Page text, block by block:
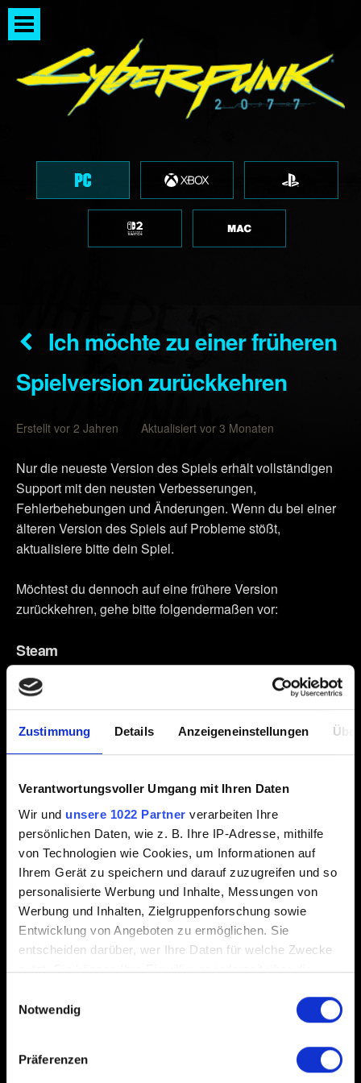
Zustimmung Details Anzeigeneinstellungen
Verantwortungsvoller Umgang mit Ihren Daten
Wir und unsere 1022 Partner verarbeiten Ihre
persönlichen Daten, wie z. B. Ihre IP-Adresse, mithilfe
von Technologien wie Cookies, um Informationen auf
Ihrem Gerät zu speichern und darauf zuzugreifen und so
personalisierte Werbung und Inhalte, Messungen von
Werbung und Inhalten, Zielgruppenforschung sowie
Entwicklung von Angeboten zu ermöglichen. Sie
entscheiden darüber, wer Ihre Daten für welche Zwecke
nutzt. Sie können Ihre Einwilligung jederzeit über die
Trigger Symbol ändern oder widerrufen
Informationen über Ihre geografische Lage
Notwendig
Präferenzen
Ich möchte zu einer früheren
Spielversion zurückkehren
Erstellt vor 2 Jahren Aktualisiert vor 3 Monaten
Nur die neueste Version des Spiels erhält vollständigen
Support mit den neusten Verbesserungen,
Fehlerbehebungen und Änderungen. Wenn du bei einer
älteren Version des Spiels auf Probleme stößt,
aktualisiere bitte dein Spiel.
Möchtest du dennoch auf eine frühere Version
zurückkehren, gehe bitte folgendermaßen vor:
Steam
Gehe in deine Steam-Bibliothek.
Wähle mit RechtsklickCyberpunk 2077und klicke auf
Eigenschaften.
– das Spiel aktualisiert sich automatisch.
Um zur neuesten Spielversion zurückzukehren, befolge
einfach dieselben Schritte und wähle im
BETAS
-Menü
Keine
GOG
Gehe in GOG Galaxy auf den BereichInstalliert.
Klicke aufCyberpunk 2077und dann auf Installation
Wähle unter
1_63_legacy_patchaus.
Automatische Updates, wähle
deine bevorzugte Version und klicke